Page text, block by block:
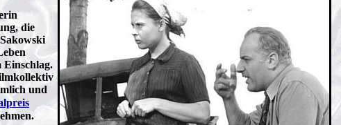
die
und